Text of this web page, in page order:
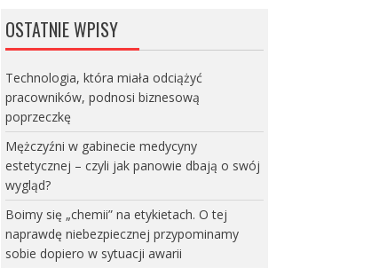
OSTATNIE WPISY
Technologia, która miała odciążyć
pracowników, podnosi biznesową
poprzeczkę
Mężczyźni w gabinecie medycyny
estetycznej – czyli jak panowie dbają o swój
wygląd?
Boimy się „chemii” na etykietach. O tej
naprawdę niebezpiecznej przypominamy
sobie dopiero w sytuacji awarii